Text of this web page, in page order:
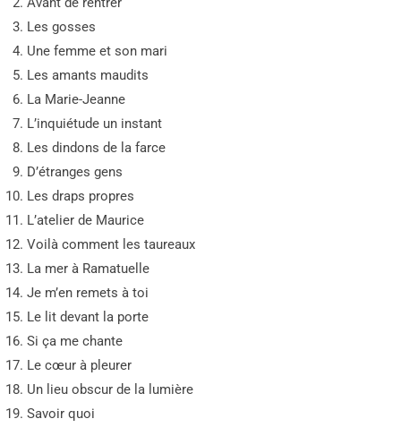
Les gosses
Une femme et son mari
Les amants maudits
La Marie-Jeanne
L’inquiétude un instant
Les dindons de la farce
D’étranges gens
Les draps propres
L’atelier de Maurice
Voilà comment les taureaux
La mer à Ramatuelle
Je m’en remets à toi
Le lit devant la porte
Si ça me chante
Le cœur à pleurer
Un lieu obscur de la lumière
Savoir quoi